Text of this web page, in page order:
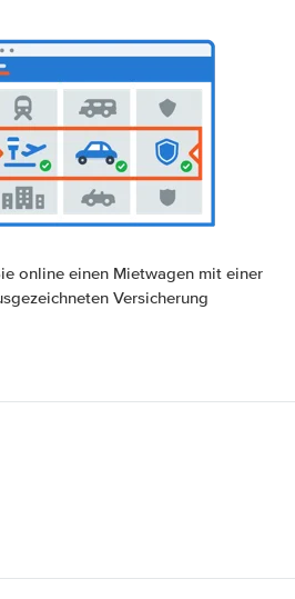
online einen Mietwagen mit einer
Versicherung